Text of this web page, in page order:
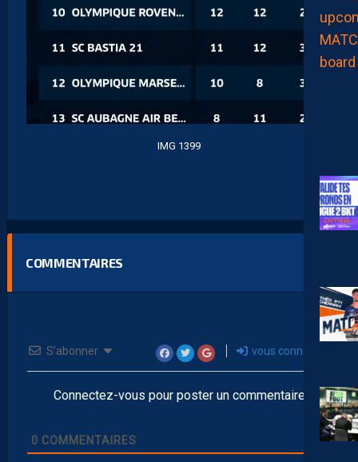
IMG 1399
COMMENTAIRES
S’abonner vous connecter
Connectez-vous pour poster un commentaire
0 COMMENTAIRES